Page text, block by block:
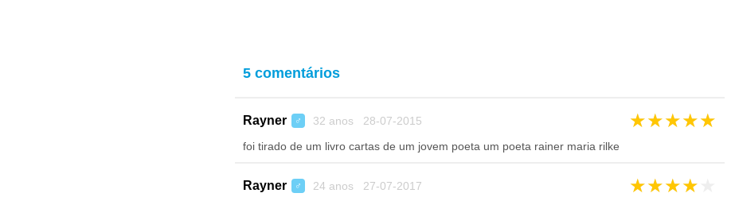
5 comentários
Rayner ♂ 32 anos 28-07-2015 ★★★★★
foi tirado de um livro cartas de um jovem poeta um poeta rainer maria rilke
Rayner ♂ 24 anos 27-07-2017 ★★★★